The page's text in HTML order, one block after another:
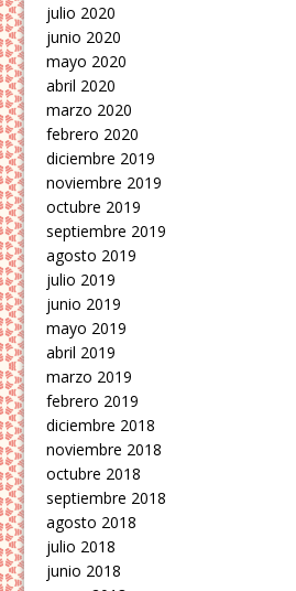
julio 2020
junio 2020
mayo 2020
abril 2020
marzo 2020
febrero 2020
diciembre 2019
noviembre 2019
octubre 2019
septiembre 2019
agosto 2019
julio 2019
junio 2019
mayo 2019
abril 2019
marzo 2019
febrero 2019
diciembre 2018
noviembre 2018
octubre 2018
septiembre 2018
agosto 2018
julio 2018
junio 2018